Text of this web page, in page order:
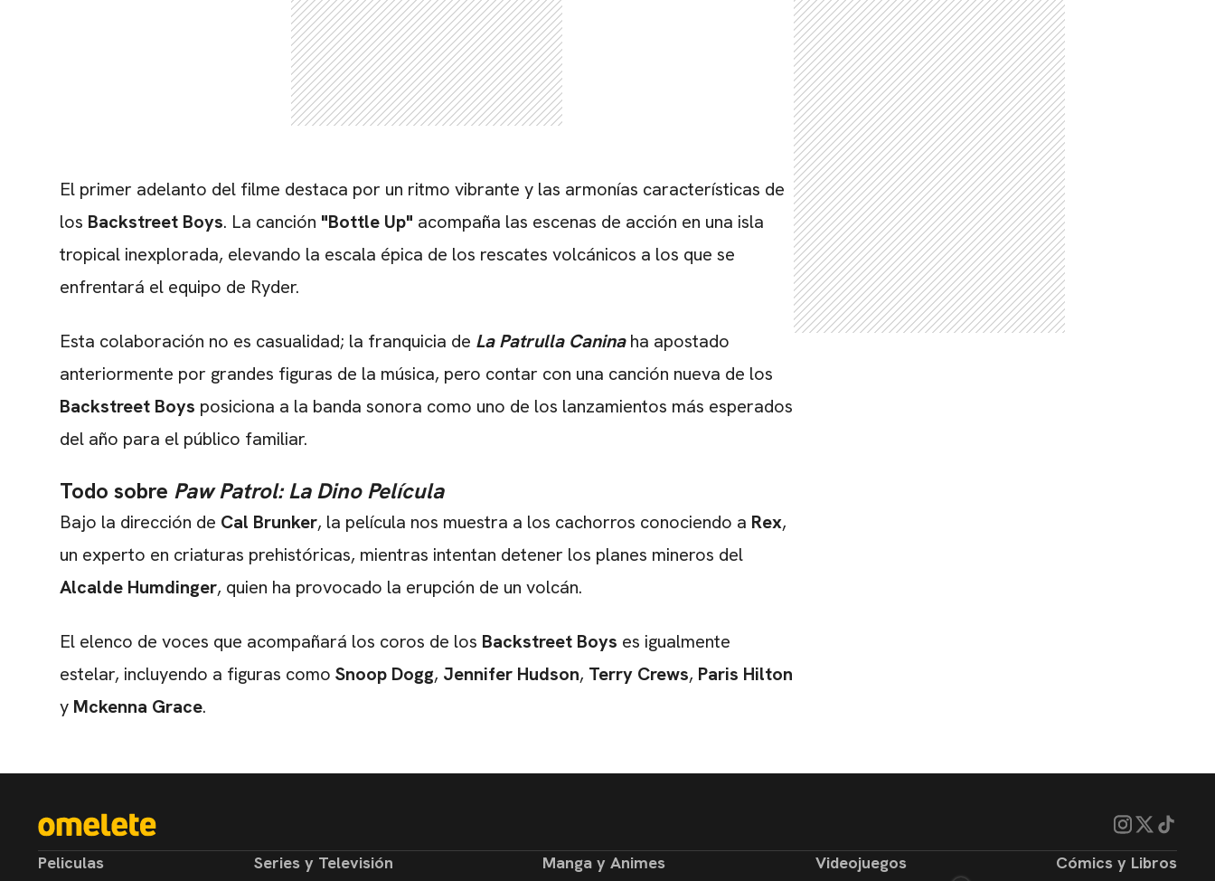
El primer adelanto del filme destaca por un ritmo vibrante y las armonías características de
los Backstreet Boys. La canción "Bottle Up" acompaña las escenas de acción en una isla
tropical inexplorada, elevando la escala épica de los rescates volcánicos a los que se
enfrentará el equipo de Ryder.
Esta colaboración no es casualidad; la franquicia de La Patrulla Caninaha apostado
anteriormente por grandes figuras de la música, pero contar con una canción nueva de los
Backstreet Boys posiciona a la banda sonora como uno de los lanzamientos más esperados
del año para el público familiar.
Todo sobre Paw Patrol: La Dino Película
Bajo la dirección de Cal Brunker, la película nos muestra a los cachorros conociendo a Rex,
un experto en criaturas prehistóricas, mientras intentan detener los planes mineros del
Alcalde Humdinger, quien ha provocado la erupción de un volcán.
El elenco de voces que acompañará los coros de los Backstreet Boys es igualmente
estelar, incluyendo a figuras como Snoop Dogg, Jennifer Hudson, Terry Crews, Paris Hilton
y Mckenna Grace.
Peliculas Series y Televisión Manga y Animes Videojuegos Cómics y Libros